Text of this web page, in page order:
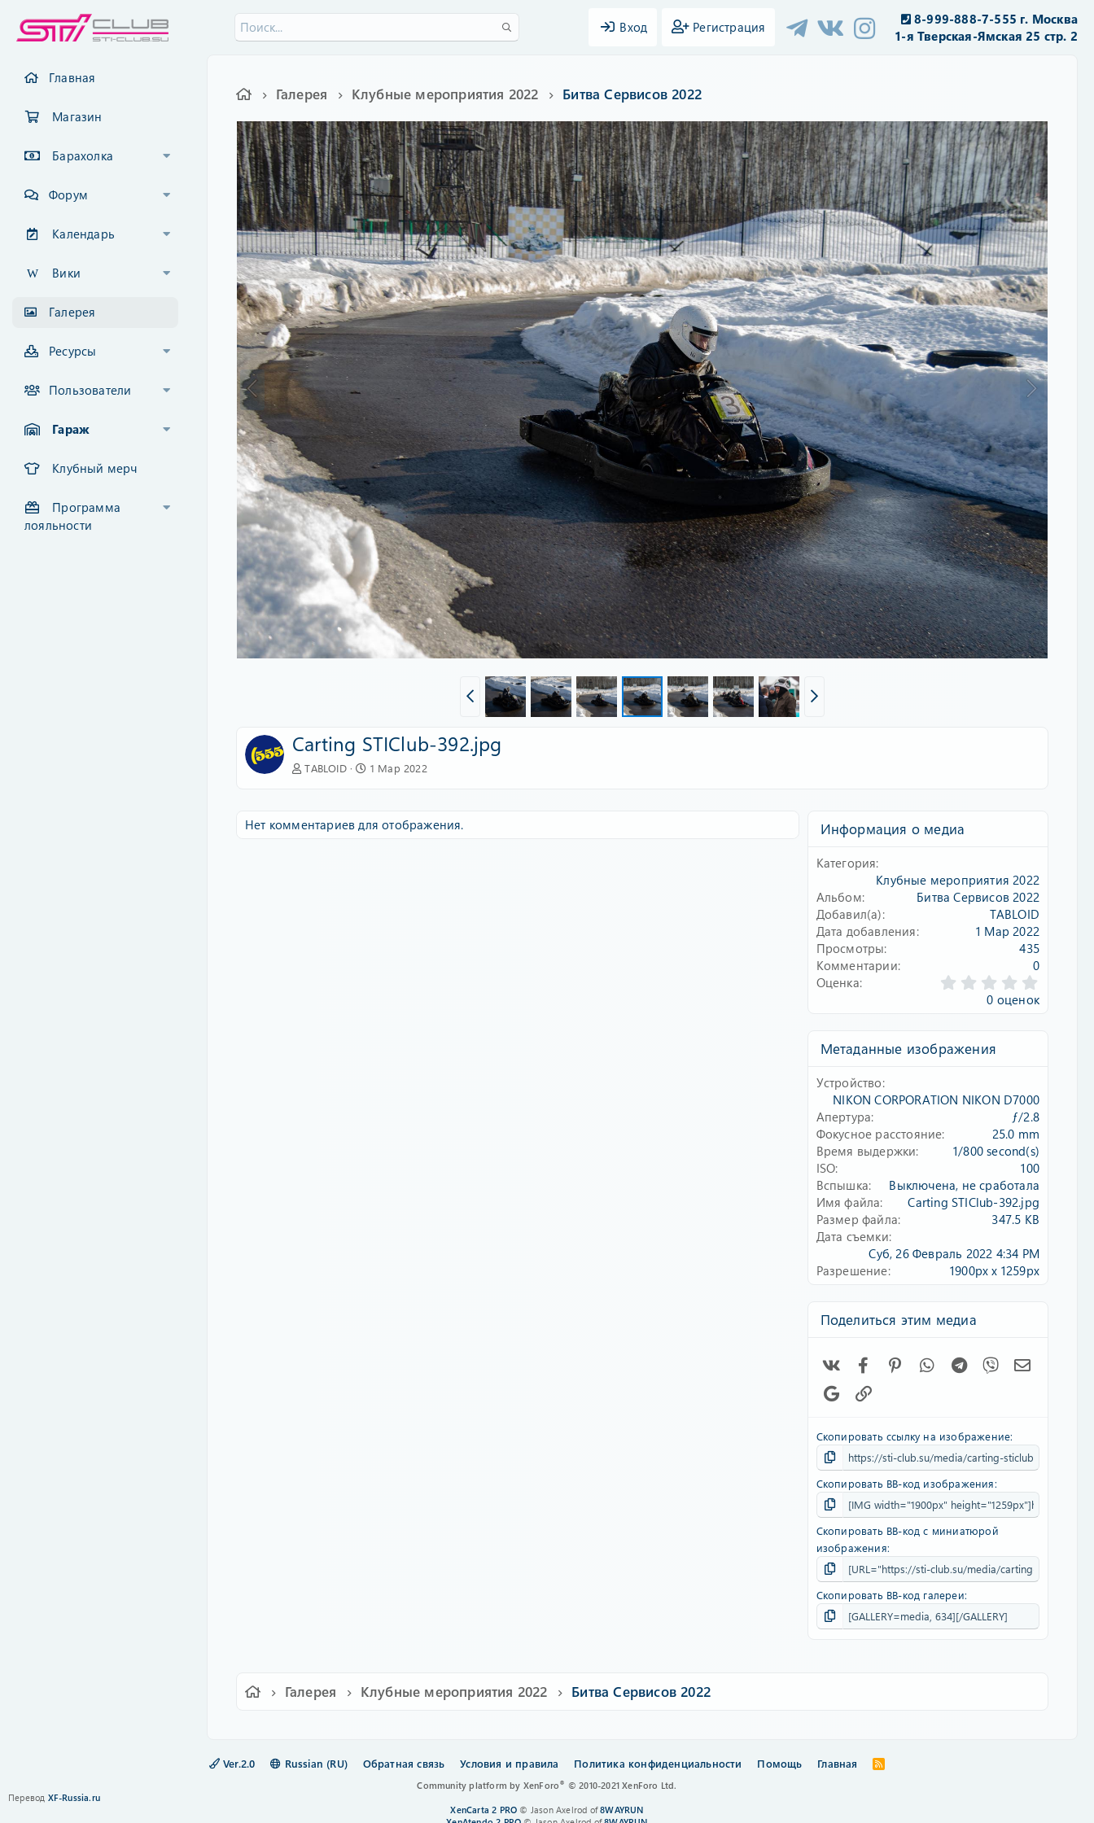
Вход Регистрация
8-999-888-7-555 г. Москва
1-я Тверская-Ямская 25 стр. 2
Главная
Магазин
Барахолка
Форум
Календарь
Вики
Галерея
Ресурсы
Пользователи
Гараж
Клубный мерч
Программа
лояльности
Галерея Клубные мероприятия 2022 Битва Сервисов 2022
Carting STIClub-392.jpg
TABLOID 1 Мар 2022
Нет комментариев для отображения. Информация о медиа
Категория
Клубные мероприятия 2022
Альбом
Битва Сервисов 2022
Добавил(а)
TABLOID
Дата добавления
1 Мар 2022
Просмотры
435
Комментарии
0
Оценка
.
0
д
0 оценок
Метаданные изображения
Устройство
NIKON CORPORATION NIKON D7000
Апертура
ƒ/2.8
Фокусное расстояние
25.0 mm
Время выдержки
1/800 second(s)
ISO
100
Вспышка
Выключена, не сработала
Имя файла
Carting STIClub-392.jpg
Размер файла
347.5 KB
Дата съемки
Суб, 26 Февраль 2022 4:34 PM
Разрешение
1900px x 1259px
Поделиться этим медиа
FacebookPinterestWhatsAppTelegram
Viber
Google
Скопировать ссылку на изображение
Скопировать BB-код изображения
Скопировать BB-код с миниатюрой
изображения
Скопировать BB-код галереи
Галерея Клубные мероприятия 2022 Битва Сервисов 2022
Ver.2.0 Russian (RU) Обратная связь Условия и правила Политика конфиденциальности Помощь Главная
R
Community platform by XenForo® © 2010-2021 XenForo Ltd.
Перевод XF-Russia.ru
XenCarta 2 PRO © Jason Axelrod of8WAYRUN